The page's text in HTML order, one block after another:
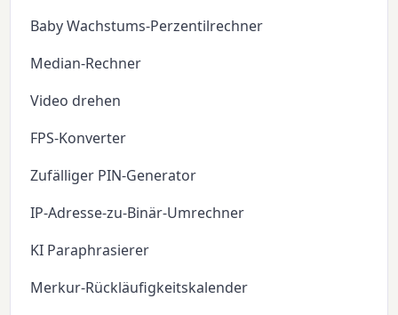
Baby Wachstums-Perzentilrechner
Median-Rechner
Video drehen
FPS-Konverter
Zufälliger PIN-Generator
IP-Adresse-zu-Binär-Umrechner
KI Paraphrasierer
Merkur-Rückläufigkeitskalender